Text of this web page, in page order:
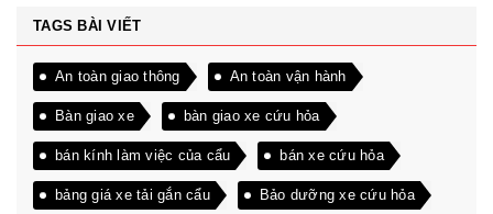
TAGS BÀI VIẾT
An toàn giao thông An toàn vận hành
Bàn giao xe bàn giao xe cứu hỏa
bán kính làm việc của cẩu bán xe cứu hỏa
bảng giá xe tải gắn cẩu Bảo dưỡng xe cứu hỏa